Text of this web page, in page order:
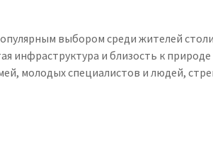
выбором среди жителей
инфраструктура и близость к
молодых специалистов и людей,